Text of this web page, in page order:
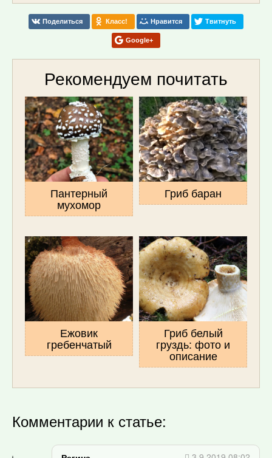
Поделиться Класс! Нравится Твитнуть
Google+
Рекомендуем почитать
Пантерный
мухомор
Гриб баран
Ежовик
гребенчатый
Гриб белый
груздь: фото и
описание
Комментарии к статье: